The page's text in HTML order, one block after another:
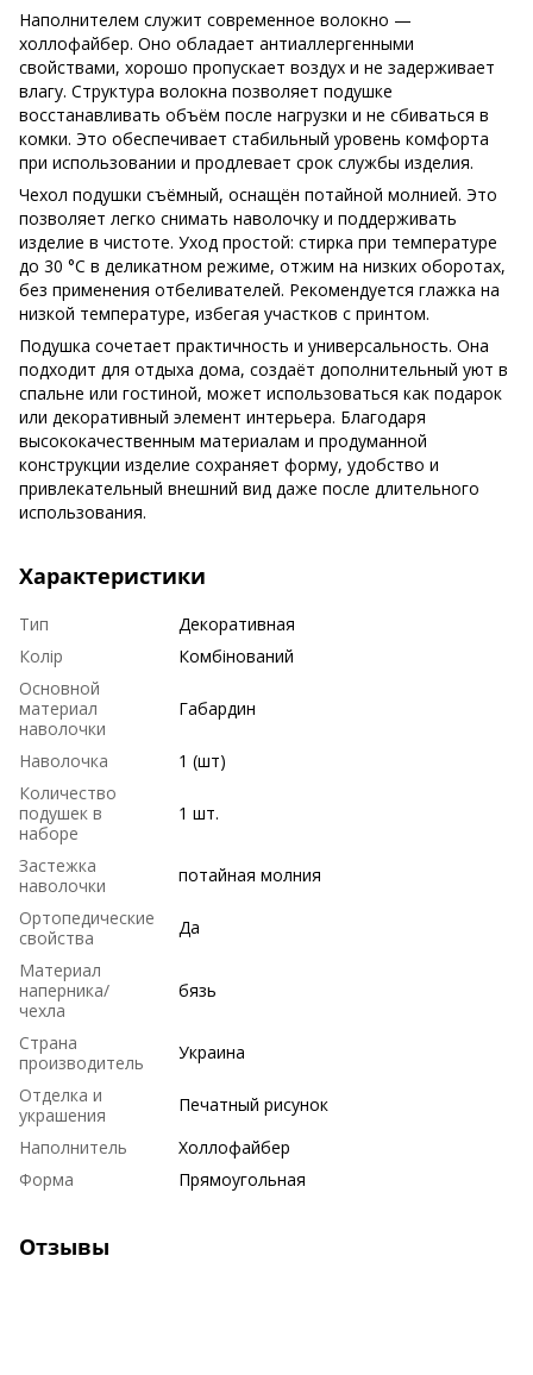
Наполнителем служит современное волокно —
холлофайбер. Оно обладает антиаллергенными
свойствами, хорошо пропускает воздух и не задерживает
влагу. Структура волокна позволяет подушке
восстанавливать объём после нагрузки и не сбиваться в
комки. Это обеспечивает стабильный уровень комфорта
при использовании и продлевает срок службы изделия.
Чехол подушки съёмный, оснащён потайной молнией. Это
позволяет легко снимать наволочку и поддерживать
изделие в чистоте. Уход простой: стирка при температуре
до 30 °C в деликатном режиме, отжим на низких оборотах,
без применения отбеливателей. Рекомендуется глажка на
низкой температуре, избегая участков с принтом.
Подушка сочетает практичность и универсальность. Она
подходит для отдыха дома, создаёт дополнительный уют в
спальне или гостиной, может использоваться как подарок
или декоративный элемент интерьера. Благодаря
высококачественным материалам и продуманной
конструкции изделие сохраняет форму, удобство и
привлекательный внешний вид даже после длительного
использования.
Характеристики
Тип
Декоративная
Колір
Комбінований
Основной
материал
наволочки
Габардин
Наволочка
1 (шт)
Количество
подушек в
наборе
1 шт.
Застежка
наволочки
потайная молния
Ортопедические
свойства
Да
Материал
наперника/
чехла
бязь
Страна
производитель
Украина
Отделка и
украшения
Печатный рисунок
Наполнитель
Холлофайбер
Форма
Прямоугольная
Отзывы